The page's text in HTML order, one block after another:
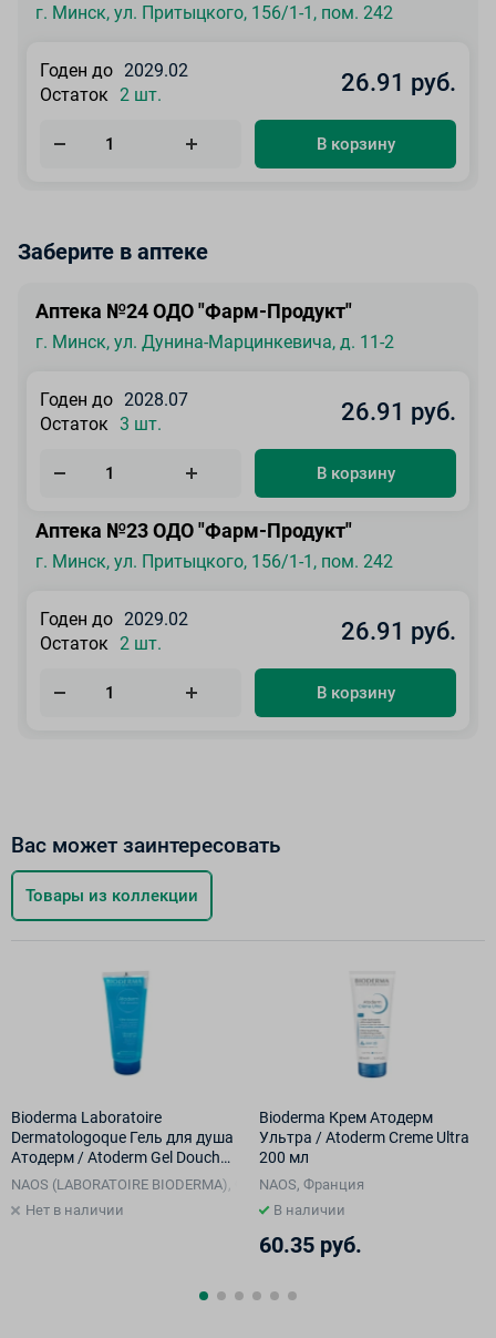
г. Минск, ул. Притыцкого, 156/1-1, пом. 242
Годен до 2029.02
Остаток
2 шт. 26.91 руб.
В корзину
Заберите в аптеке
Аптека №24 ОДО "Фарм-Продукт"
г. Минск, ул. Дунина-Марцинкевича, д. 11-2
Годен до 2028.07
Остаток 3 шт. 26.91 руб.
В корзину
Аптека №23 ОДО "Фарм-Продукт"
г. Минск, ул. Притыцкого, 156/1-1, пом. 242
Годен до 2029.02
Остаток
2 шт. 26.91 руб.
В корзину
Вас может заинтересовать
Товары из коллекции
Bioderma Laboratoire
Dermatologoque Гель для душа
Атодерм / Atoderm Gel Douche
200 мл
NAOS (LABORATOIRE BIODERMA), Франция
Нет в наличии
Bioderma Крем Атодерм
Ультра / Atoderm Creme Ultra
200 мл
NAOS, Франция
В наличии
60.35 руб.